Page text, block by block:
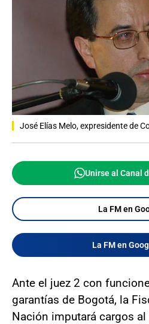
José Elías Melo, expresidente de
Unirse al Canal
La FM en
La FM en
Ante el juez 2 con
garantías de Bogotá, la
Nación imputará cargos